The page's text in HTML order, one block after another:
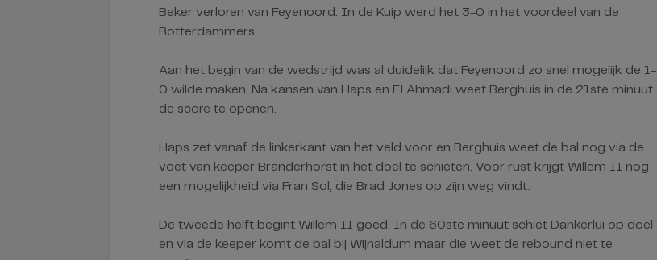
Beker verloren van Feyenoord. In de Kuip werd het 3-0 in het voordeel van de
Rotterdammers.
Aan het begin van de wedstrijd was al duidelijk dat Feyenoord zo snel mogelijk de 1-
0 wilde maken. Na kansen van Haps en El Ahmadi weet Berghuis in de 21ste minuut
de score te openen.
Haps zet vanaf de linkerkant van het veld voor en Berghuis weet de bal nog via de
voet van keeper Branderhorst in het doel te schieten. Voor rust krijgt Willem II nog
een mogelijkheid via Fran Sol, die Brad Jones op zijn weg vindt.
De tweede helft begint Willem II goed. In de 60ste minuut schiet Dankerlui op doel
en via de keeper komt de bal bij Wijnaldum maar die weet de rebound niet te